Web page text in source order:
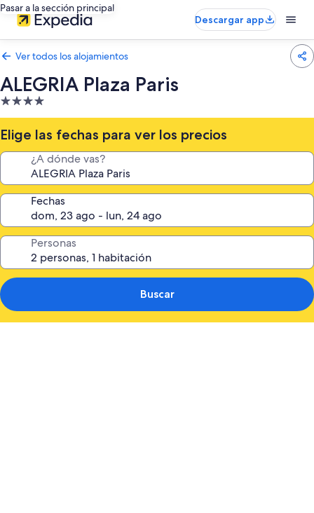
Pasar a la sección principal
Descargar app
Ver todos los alojamientos
ALEGRIA Plaza Paris
Alojamiento
de
4.0 estrellas
Elige las fechas para ver los precios
¿A dónde vas?
Fechas
Personas
Buscar